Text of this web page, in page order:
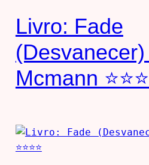
Livro: Fade
Mcmann